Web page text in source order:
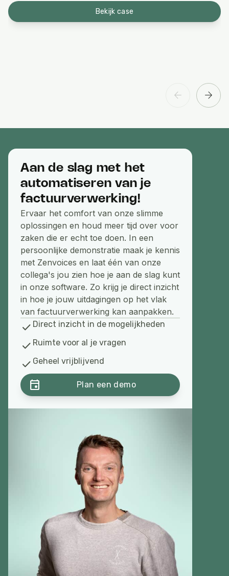
Bekijk case
arrow_back arrow_forward
Aan de slag met het
automatiseren van je
factuurverwerking!
Ervaar het comfort van onze slimme
oplossingen en houd meer tijd over voor
zaken die er echt toe doen. In een
persoonlijke demonstratie maak je kennis
met Zenvoices en laat één van onze
collega's jou zien hoe je aan de slag kunt
in onze software. Zo krijg je direct inzicht
in hoe je jouw uitdagingen op het vlak
van factuurverwerking kan aanpakken.
check Direct inzicht in de mogelijkheden
check Ruimte voor al je vragen
check Geheel vrijblijvend
Plan een demo
event